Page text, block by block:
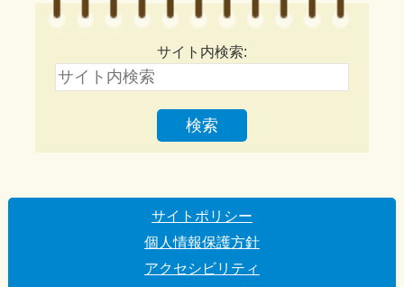
サイト内検索:
サイトポリシー
個人情報保護方針
アクセシビリティ